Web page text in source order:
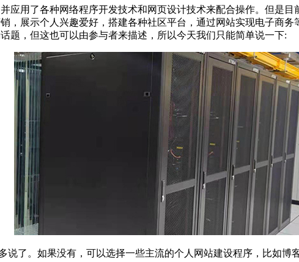
应用了各种网络程序开发技术和网页设计技术来配合操作。但是目
，展示个人兴趣爱好，搭建各种社区平台，通过网站实现电子商务
题，但这也可以由参与者来描述，所以今天我们只能简单说一下:
了。如果没有，可以选择一些主流的个人网站建设程序，比如博